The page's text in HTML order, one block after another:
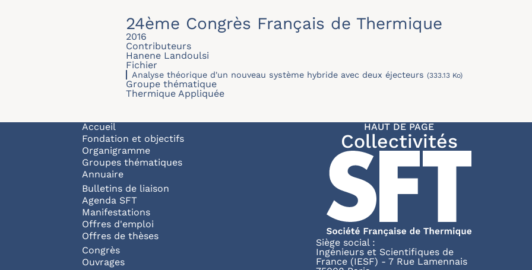
24ème Congrès Français de Thermique
2016
Contributeurs
Hanene Landoulsi
Fichier
Analyse théorique d'un nouveau système hybride avec deux éjecteurs (333.13 Ko)
Groupe thématique
Thermique Appliquée
Navigation principale
Accueil
Fondation et objectifs
Organigramme
Groupes thématiques
Annuaire
Bulletins de liaison
Agenda SFT
Manifestations
Offres d'emploi
Offres de thèses
Congrès
Ouvrages
HAUT DE PAGE
Collectivités
Siège social :
Ingénieurs et Scientifiques de
France (IESF) - 7 Rue Lamennais